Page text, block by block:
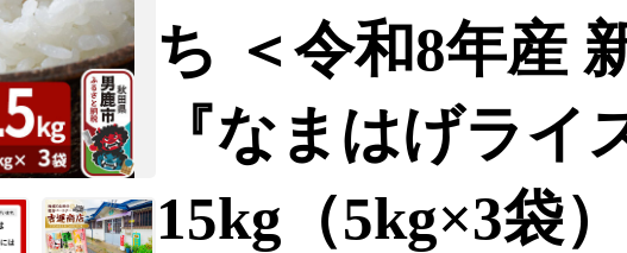
ち ＜令和8年産
『なまはげライ
15kg（5kg×3袋